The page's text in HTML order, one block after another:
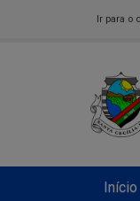
Ir para o
Início